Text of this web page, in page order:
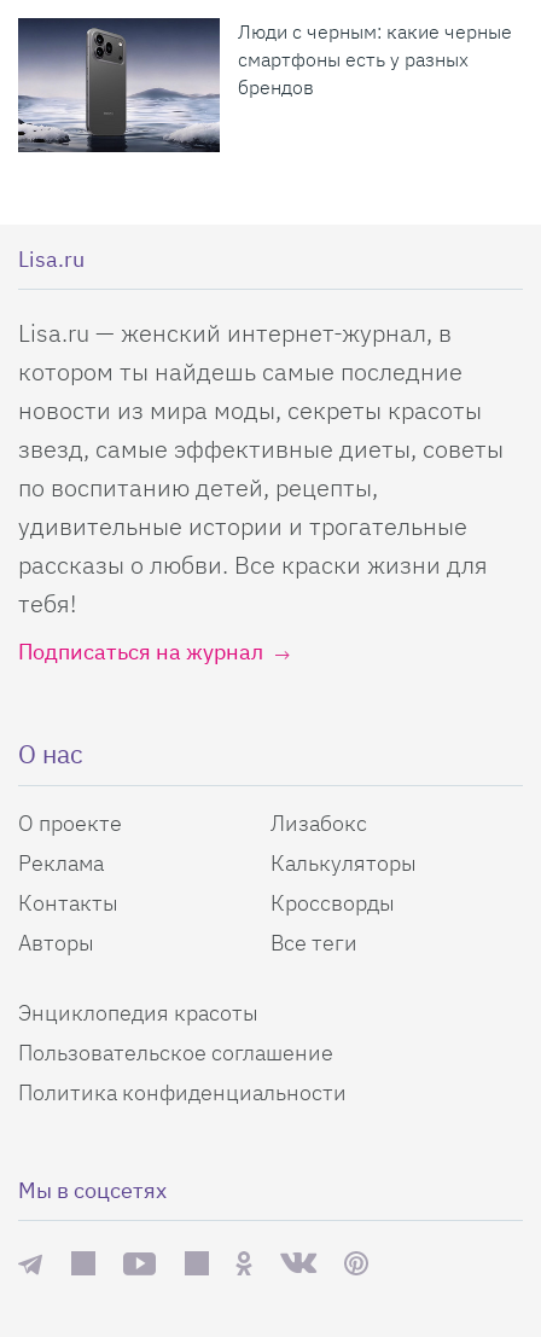
Люди с черным: какие черные
смартфоны есть у разных
брендов
Lisa.ru
Lisa.ru — женский интернет-журнал, в
котором ты найдешь самые последние
новости из мира моды, секреты красоты
звезд, самые эффективные диеты, советы
по воспитанию детей, рецепты,
удивительные истории и трогательные
рассказы о любви. Все краски жизни для
тебя!
Подписаться на журнал
О нас
О проекте
Реклама
Контакты
Авторы
Лизабокс
Калькуляторы
Кроссворды
Все теги
Энциклопедия красоты
Пользовательское соглашение
Политика конфиденциальности
Мы в соцсетях